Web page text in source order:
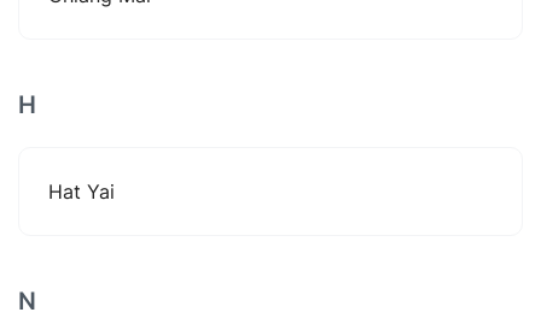
H
Hat Yai
N